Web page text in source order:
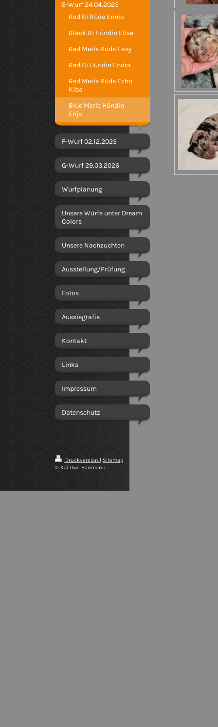
E-Wurf 24.04.2025
Red Bi Rüde Ennio
Black Bi Hündin Elise
Red Merle Rüde Easy
Red Bi Hündin Endra
Red Merle Rüde Echo
Kiba
Blue Merle Hündin
Enja
F-Wurf 02.12.2025
G-Wurf 29.03.2026
Wurfplanung
Unsere Würfe unter Dream
Colors
Unsere Nachzuchten
Ausstellung/Prüfung
Fotos
Aussiegrafie
Kontakt
Links
Impressum
Datenschutz
Druckversion | Sitemap
© Kai Uwe Baumann